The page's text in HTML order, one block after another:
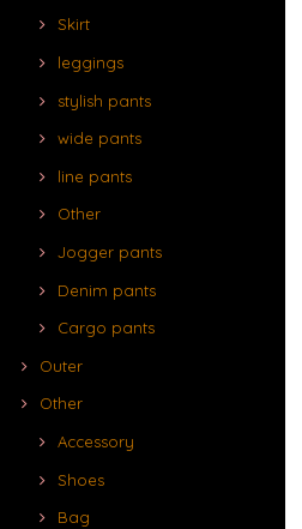
Skirt
leggings
stylish pants
wide pants
line pants
Other
Jogger pants
Denim pants
Cargo pants
Outer
Other
Accessory
Shoes
Bag